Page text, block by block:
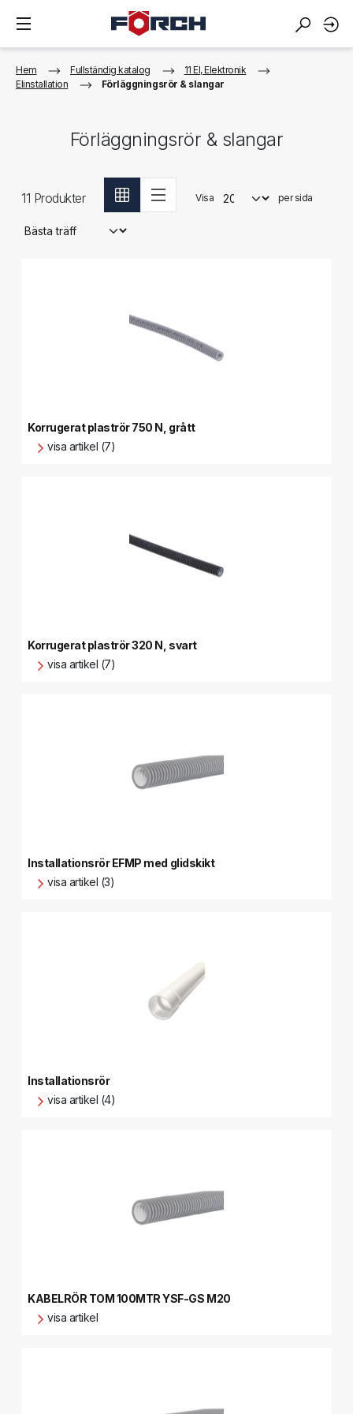
Hem Fullständig katalog
11 El, Elektronik
Elinstallation
Förläggningsrör & slangar
Förläggningsrör & slangar
11 Produkter Visa per sida
Korrugerat plaströr 750 N, grått
visa artikel (7)
Korrugerat plaströr 320 N, svart
visa artikel (7)
Installationsrör EFMP med glidskikt
visa artikel (3)
Installationsrör
visa artikel (4)
KABELRÖR TOM 100MTR YSF-GS M20
visa artikel